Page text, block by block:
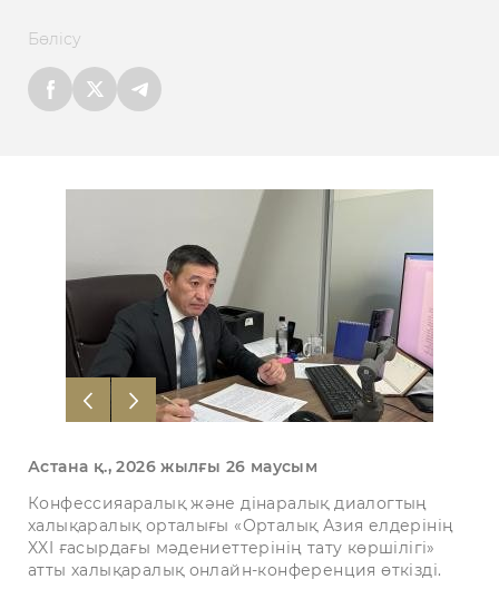
Бөлісу
Астана қ., 2026 жылғы 26 маусым
Конфессияаралық және дінаралық диалогтың
халықаралық орталығы «Орталық Азия елдерінің
XXI ғасырдағы мәдениеттерінің тату көршілігі»
атты халықаралық онлайн-конференция өткізді.